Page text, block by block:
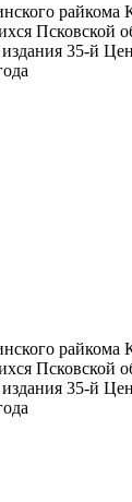
Псковской
35-й
Псковской
35-й